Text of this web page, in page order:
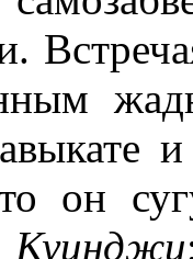
он
Куинджи